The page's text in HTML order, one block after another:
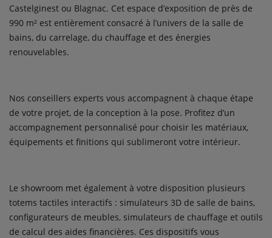
Castelginest ou Blagnac. Cet espace d’exposition de près de
990 m² est entièrement consacré à l’univers de la salle de
bains, du carrelage, du chauffage et des énergies
renouvelables.
Nos conseillers experts vous accompagnent à chaque étape
de votre projet, de la conception à la pose. Profitez d’un
accompagnement personnalisé pour choisir les matériaux,
équipements et finitions qui sublimeront votre intérieur.
Le showroom met également à votre disposition plusieurs
totems tactiles interactifs : simulateurs 3D de salle de bains,
configurateurs de meubles, simulateurs de chauffage et outils
de calcul des aides financières. Ces dispositifs vous